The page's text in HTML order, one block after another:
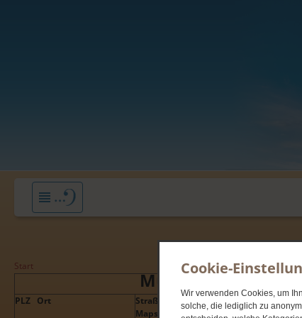
Cookie-
Wir verwenden Cookies, um
solche, die lediglich zu
Start
Musikschule
PLZ Ort
Straße (Link zu Google
Maps)
Gebäude